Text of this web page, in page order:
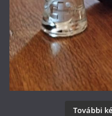
További